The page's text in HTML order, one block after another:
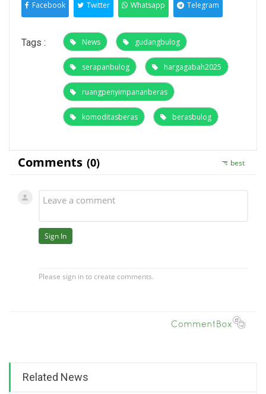
Facebook Twitter Whatsapp Telegram
Tags : News gudangbulog
serapanbulog hargagabah2025
ruangpenyimpananberas
komoditasberas berasbulog
Related News